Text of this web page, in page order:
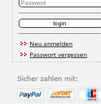
Neu anmelden
Passwort vergessen